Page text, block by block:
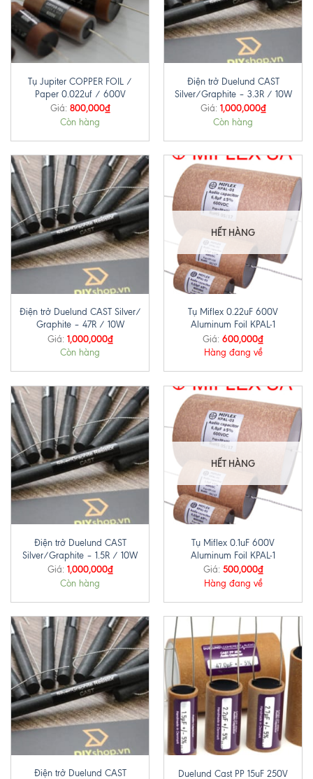
Tụ Jupiter COPPER FOIL /
Paper 0.022uf / 600V
Giá: 800,000₫
Còn hàng
Điện trở Duelund CAST
Silver/Graphite – 3.3R / 10W
Giá: 1,000,000₫
Còn hàng
Điện trở Duelund CAST Silver/
Graphite – 47R / 10W
Giá: 1,000,000₫
Còn hàng
HẾT HÀNG
Tụ Miflex 0.22uF 600V
Aluminum Foil KPAL-1
Giá: 600,000₫
Hàng đang về
Điện trở Duelund CAST
Silver/Graphite – 1.5R / 10W
Giá: 1,000,000₫
Còn hàng
HẾT HÀNG
Tụ Miflex 0.1uF 600V
Aluminum Foil KPAL-1
Giá: 500,000₫
Hàng đang về
Điện trở Duelund CAST Duelund Cast PP 15uF 250V